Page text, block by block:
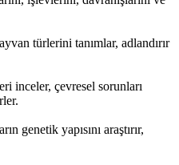
türlerini tanımlar, adlandırır
inceler, çevresel sorunları
genetik yapısını araştırır,